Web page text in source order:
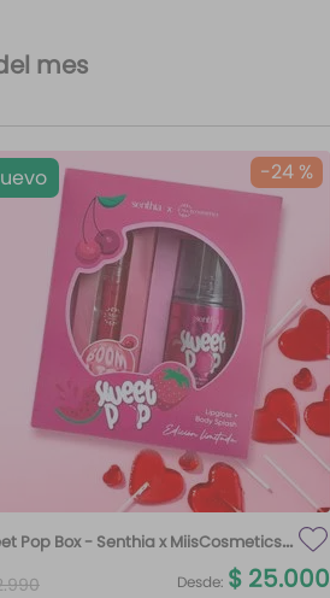
mes
-24 %
Pop Box - Senthia x MiisCosmetics
.990 Desde: $ 25.000